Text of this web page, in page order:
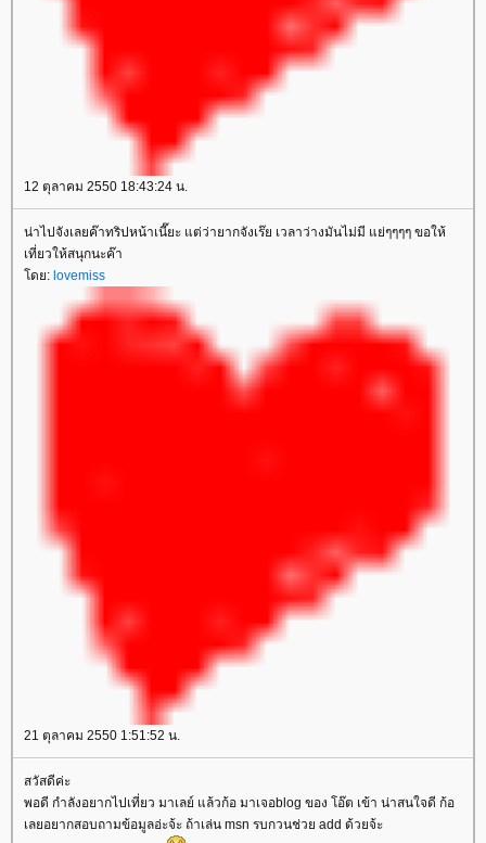
12 ตุลาคม 2550 18:43:24 น.
น่าไปจังเลยค๊าทริปหน้าเนี๊ยะ แต่ว่ายากจังเร๊ย เวลาว่างมันไม่มี แย่ๆๆๆๆ ขอให้
เที่ยวให้สนุกนะค๊า
ดย: lovemiss
21 ตุลาคม 2550 1:51:52 น.
สวัสดีค่ะ
พอดี กำลังอยากไปเที่ยว มาเลย์ แล้วก้อ มาเจอblog ของ โอ๊ต เข้า น่าสนใจดี ก้อ
เลยอยากสอบถามข้อมูลอ่ะจ้ะ ถ้าเล่น msn รบกวนช่วย add ด้วยจ้ะ